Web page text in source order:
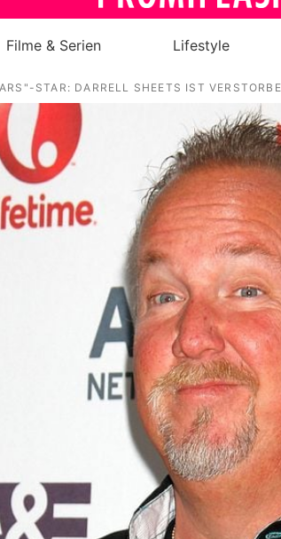
Royals
Stars
Filme & Serien
Lifestyle
Familie & Liebe
Promiflash Exklusiv
Alle Themen auf
Jobs
App runterladen
Team
Redaktionelle Richtlinien
Impressum
Filme & Serien Lifestyle
STAR: DARRELL SHEETS IST